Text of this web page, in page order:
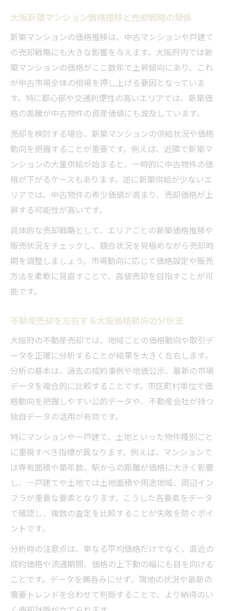
大阪新築マンション価格推移と売却戦略の関係
新築マンションの価格推移は、中古マンションや戸建て
の売却戦略にも大きな影響を与えます。大阪府内では新
築マンションの価格がここ数年で上昇傾向にあり、これ
が中古市場全体の相場を押し上げる要因となっていま
す。特に都心部や交通利便性の高いエリアでは、新築価
格の高騰が中古物件の資産価値にも波及しています。
売却を検討する場合、新築マンションの供給状況や価格
動向を把握することが重要です。例えば、近隣で新築マ
ンションの大量供給が始まると、一時的に中古物件の価
格が下がるケースもあります。逆に新築供給が少ないエ
リアでは、中古物件の希少価値が高まり、売却価格が上
昇する可能性が高いです。
具体的な売却戦略として、エリアごとの新築価格推移や
販売状況をチェックし、競合状況を見極めながら売却時
期を調整しましょう。市場動向に応じて価格設定や販売
方法を柔軟に見直すことで、高値売却を目指すことが可
能です。
不動産売却を左右する大阪価格動向の分析法
大阪府の不動産売却では、地域ごとの価格動向や取引デ
ータを正確に分析することが結果を大きく左右します。
分析の基本は、過去の成約事例や地価公示、最新の市場
データを複合的に比較することです。市区町村単位で価
格動向を把握しやすい公的データや、不動産会社が持つ
独自データの活用が有効です。
特にマンションや一戸建て、土地といった物件種別ごと
に重視すべき指標が異なります。例えば、マンションで
は専有面積や築年数、駅からの距離が価格に大きく影響
し、一戸建てや土地では土地面積や用途地域、周辺イン
フラが重要な要素となります。こうした各要素をデータ
で確認し、複数の査定を比較することが失敗を防ぐポイ
ントです。
分析時の注意点は、単なる平均価格だけでなく、直近の
成約価格や流通期間、価格の上下動の幅にも目を向ける
ことです。データを鵜呑みにせず、現地の状況や最新の
需要トレンドを合わせて判断することで、より納得のい